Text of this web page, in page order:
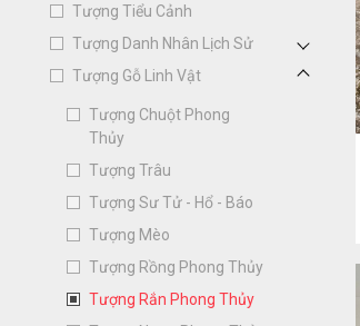
Tượng Tiểu Cảnh
Tượng Danh Nhân Lịch Sử
Tượng Gỗ Linh Vật
Tượng Chuột Phong
Thủy
Tượng Trâu
Tượng Sư Tử - Hổ - Báo
Tượng Mèo
Tượng Rồng Phong Thủy
Tượng Rắn Phong Thủy